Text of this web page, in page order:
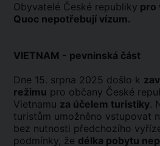
Obyvatelé České republiky pro
Quoc nepotřebují vízum.
VIETNAM - pevninská část
Dne 15. srpna 2025 došlo k
režimu pro občany České
Vietnamu za účelem turistiky.
turistům umožněno vstupovat
bez nutnosti předchozího
podmínky, že délka pobytu